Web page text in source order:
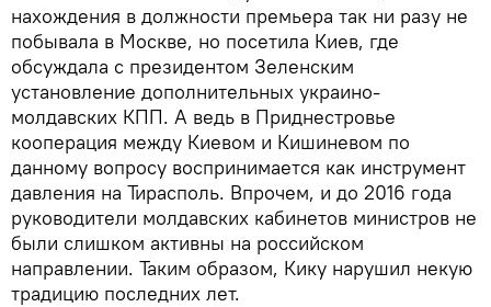
нахождения в должности премьера так ни разу не
побывала в Москве, но посетила Киев, где
обсуждала с президентом Зеленским
установление дополнительных украино-
молдавских КПП. А ведь в Приднестровье
кооперация между Киевом и Кишиневом по
данному вопросу воспринимается как инструмент
давления на Тирасполь. Впрочем, и до 2016 года
руководители молдавских кабинетов министров не
были слишком активны на российском
направлении. Таким образом, Кику нарушил некую
традицию последних лет.